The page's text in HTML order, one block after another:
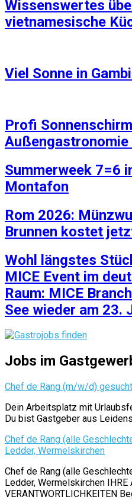
Wissenswertes
vietnamesische
Viel Sonne in
Profi
Außengastronomie
Summerweek 7=6
Montafon
Rom 2026:
Brunnen kostet
Wohl längstes
MICE Event im
Raum: MICE
See wieder am 23.
Jobs im
Chef de Rang (m/w/d)
Dein Arbeitsplatz mit
Du bist Gastgeber aus
Chef de Rang (alle
Ledder, Wermelskirchen
Chef de Rang (alle
Ledder, Wermelskirchen IHRE
VERANTWORTLICHKEITEN